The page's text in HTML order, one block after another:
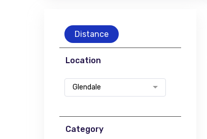
Distance
Location
Glendale
Category